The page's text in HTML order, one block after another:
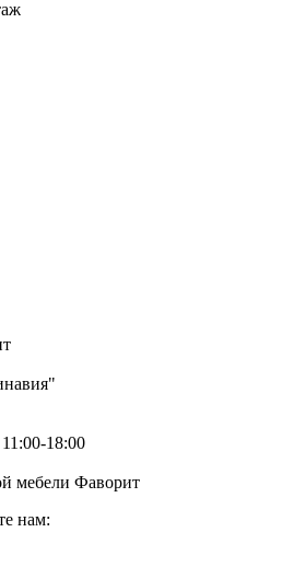
18:00
мебели Фаворит
нам: